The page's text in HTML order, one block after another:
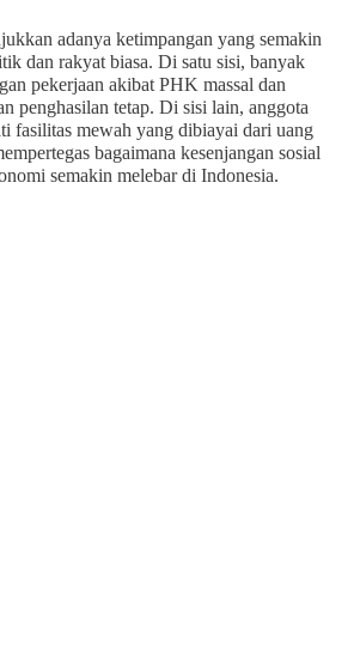
adanya ketimpangan yang semakin
dan rakyat biasa. Di satu sisi, banyak
pekerjaan akibat PHK massal dan
penghasilan tetap. Di sisi lain, anggota
fasilitas mewah yang dibiayai dari uang
bagaimana kesenjangan sosial
semakin melebar di Indonesia.